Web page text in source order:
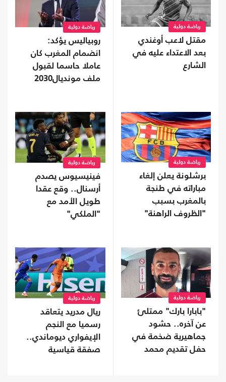
رياضة دولية
مقتل لاعب أوغندي
بعد الاعتداء عليه في
الشارع
رياضة دولية
روبياليس يؤكد:
انضمام المغرب كان
عاملا حاسما لقبول
ملف مونديال2030
رياضة دولية
برشلونة يعلن إلغاء
مباراته في طنجة
بالمغرب بسبب
"الظروف الراهنة"
رياضة دولية
فينيسيوس يصدم
أرسنال.. وقع عقدا
طويل الأمد مع
"الملكي"
رياضة دولية
"بابارا بارك" ممتلئ
عن آخره.. حشود
جماهيرية ضخمة في
حفل تقديم محمد
رياضة دولية
ريال مدريد يتعاقد
رسميا مع النجم
الإيفواري ديوماندي..
صفقة قياسية